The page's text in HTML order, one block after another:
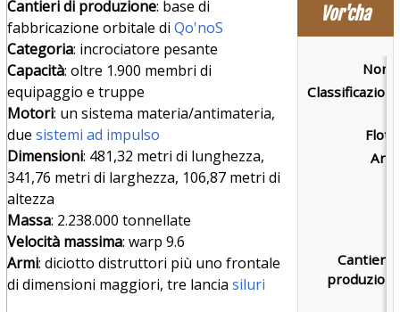
Vor'cha
Cantieri
Cantieri di produzione: base di
fabbricazione orbitale di Qo'noS
Categoria: incrociatore pesante
Capacità: oltre 1.900 membri di
equipaggio e truppe
Motori: un sistema materia/antimateria,
due sistemi ad impulso
Dimensioni: 481,32 metri di lunghezza,
341,76 metri di larghezza, 106,87 metri di
altezza
Massa: 2.238.000 tonnellate
Velocità massima: warp 9.6
Armi: diciotto distruttori più uno frontale
di dimensioni maggiori, tre lancia siluri